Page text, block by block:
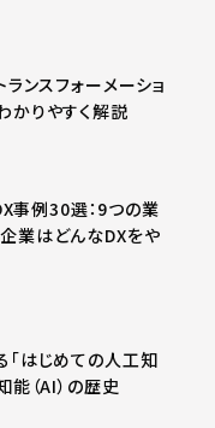
ンスフォーメーショ
かりやすく解説
事例30選：9つの業
業はどんなDXをや
はじめての人工知
（AI）の歴史